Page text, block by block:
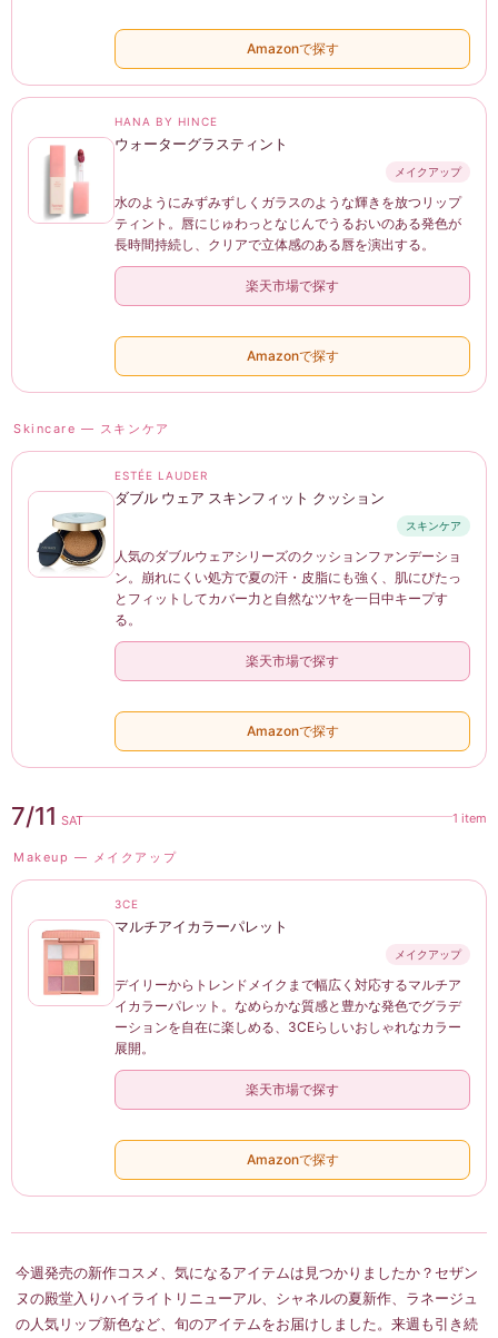
Amazonで探す
HANA BY HINCE
ウォーターグラスティント
メイクアップ
水のようにみずみずしくガラスのような輝きを放つリップ
ティント。唇にじゅわっとなじんでうるおいのある発色が
長時間持続し、クリアで立体感のある唇を演出する。
楽天市場で探す
Amazonで探す
Skincare — スキンケア
ESTÉE LAUDER
ダブル ウェア スキンフィット クッション
スキンケア
人気のダブルウェアシリーズのクッションファンデーショ
ン。崩れにくい処方で夏の汗・皮脂にも強く、肌にぴたっ
とフィットしてカバー力と自然なツヤを一日中キープす
る。
楽天市場で探す
Amazonで探す
7/11 SAT 1 item
Makeup — メイクアップ
3CE
マルチアイカラーパレット
メイクアップ
デイリーからトレンドメイクまで幅広く対応するマルチア
イカラーパレット。なめらかな質感と豊かな発色でグラデ
ーションを自在に楽しめる、3CEらしいおしゃれなカラー
展開。
楽天市場で探す
Amazonで探す
今週発売の新作コスメ、気になるアイテムは見つかりましたか？セザン
ヌの殿堂入りハイライトリニューアル、シャネルの夏新作、ラネージュ
の人気リップ新色など、旬のアイテムをお届けしました。来週も引き続